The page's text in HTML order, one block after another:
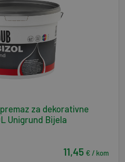
za dekorativne
Unigrund Bijela
11,45 € / kom